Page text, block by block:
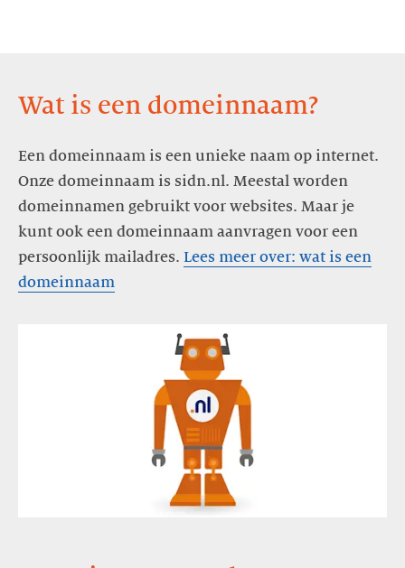
Wat is een domeinnaam?
Een domeinnaam is een unieke naam op internet.
Onze domeinnaam is sidn.nl. Meestal worden
domeinnamen gebruikt voor websites. Maar je
kunt ook een domeinnaam aanvragen voor een
persoonlijk mailadres. Lees meer over: wat is een
domeinnaam